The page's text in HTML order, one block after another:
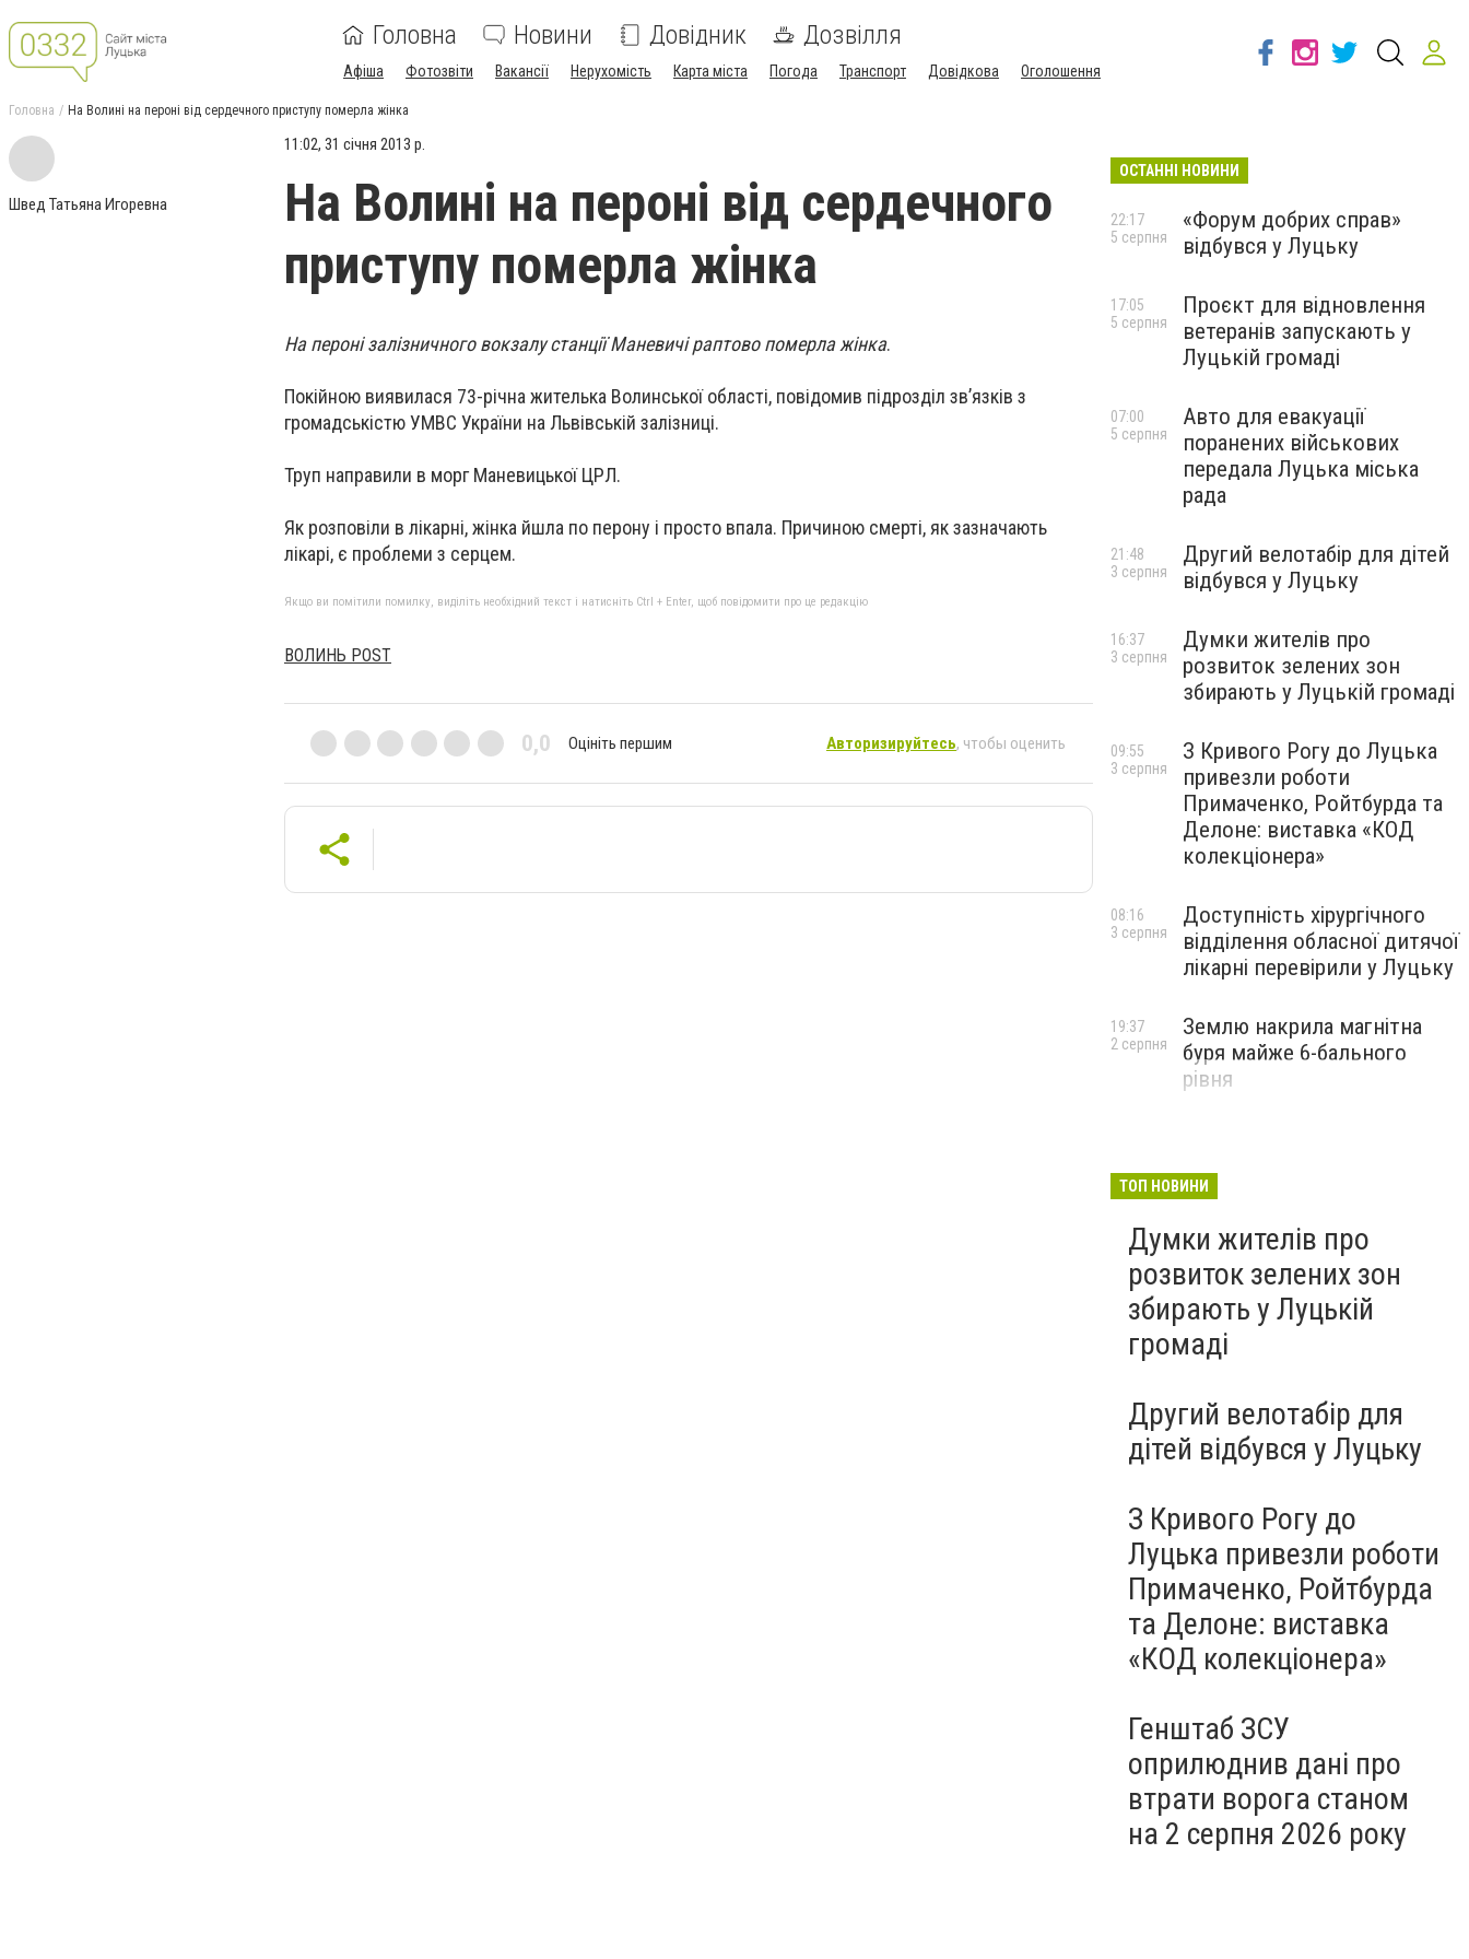
Головна Новини Довідник Дозвілля
Афіша Фотозвіти Вакансії Нерухомість Карта міста Погода Транспорт Довідкова Оголошення
Головна На Волині на пероні від сердечного приступу померла жінка
Швед Татьяна Игоревна
11:02, 31 січня 2013 р.
На Волині на пероні від сердечного
приступу померла жінка
На пероні залізничного вокзалу станції Маневичі раптово померла жінка.
Покійною виявилася 73-річна жителька Волинської області, повідомив підрозділ зв’язків з
громадськістю УМВС України на Львівській залізниці.
Труп направили в морг Маневицької ЦРЛ.
Як розповіли в лікарні, жінка йшла по перону і просто впала. Причиною смерті, як зазначають
лікарі, є проблеми з серцем.
Якщо ви помітили помилку, виділіть необхідний текст і натисніть Ctrl + Enter, щоб повідомити про це редакцію
ВОЛИНЬ POST
0,0 Оцініть першим Авторизируйтесь, чтобы оценить
ОСТАННІ НОВИНИ
«Форум добрих справ»
відбувся у Луцьку
22:17
5 серпня
Проєкт для відновлення
ветеранів запускають у
Луцькій громаді
17:05
5 серпня
Авто для евакуації
поранених військових
передала Луцька міська
рада
07:00
5 серпня
Другий велотабір для дітей
відбувся у Луцьку
21:48
3 серпня
Думки жителів про
розвиток зелених зон
збирають у Луцькій громаді
16:37
3 серпня
З Кривого Рогу до Луцька
привезли роботи
Примаченко, Ройтбурда та
Делоне: виставка «КОД
колекціонера»
09:55
3 серпня
Доступність хірургічного
відділення обласної дитячої
лікарні перевірили у Луцьку
08:16
3 серпня
Землю накрила магнітна
буря майже 6-бального
рівня
19:37
2 серпня
ТОП НОВИНИ
Думки жителів про
розвиток зелених зон
збирають у Луцькій
громаді
Другий велотабір для
дітей відбувся у Луцьку
З Кривого Рогу до
Луцька привезли роботи
Примаченко, Ройтбурда
та Делоне: виставка
«КОД колекціонера»
Генштаб ЗСУ
оприлюднив дані про
втрати ворога станом
на 2 серпня 2026 року